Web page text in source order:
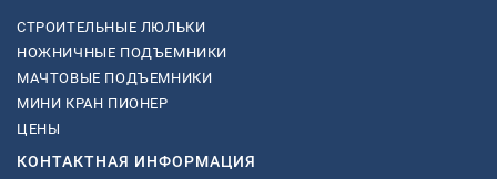
СТРОИТЕЛЬНЫЕ ЛЮЛЬКИ
НОЖНИЧНЫЕ ПОДЪЕМНИКИ
МАЧТОВЫЕ ПОДЪЕМНИКИ
МИНИ КРАН ПИОНЕР
ЦЕНЫ
КОНТАКТНАЯ ИНФОРМАЦИЯ